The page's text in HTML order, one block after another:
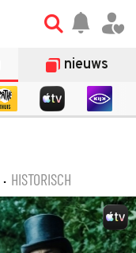
nieuws
· HISTORISCH